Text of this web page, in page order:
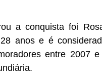
a conquista foi
anos e é
entre 2007